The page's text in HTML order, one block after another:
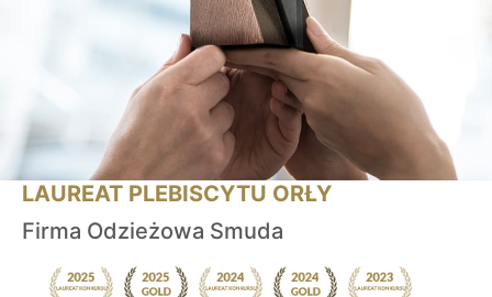
LAUREAT PLEBISCYTU ORŁY
Firma Odzieżowa Smuda